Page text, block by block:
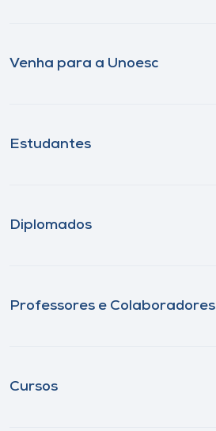
Venha para a Unoesc
Estudantes
Diplomados
Professores e Colaboradores
Cursos